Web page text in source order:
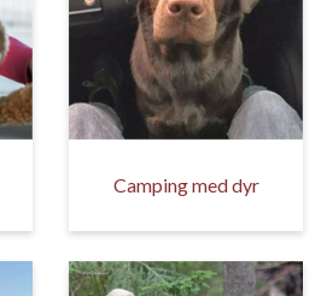
Camping med dyr